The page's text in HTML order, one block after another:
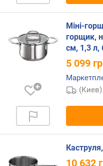
ы
х
д
о
м
т
Міні-
горщик,
см, 1,3 л,
5 099
(Киев)
10 632